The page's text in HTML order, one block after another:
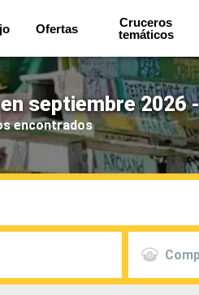
Ofertas
Cruceros
temáticos
septiembre 2026
encontrados